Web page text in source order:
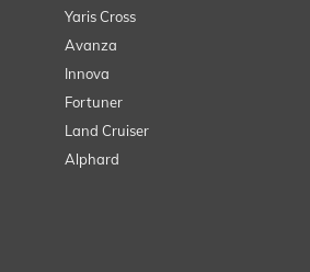
Yaris Cross
Avanza
Innova
Fortuner
Land Cruiser
Alphard